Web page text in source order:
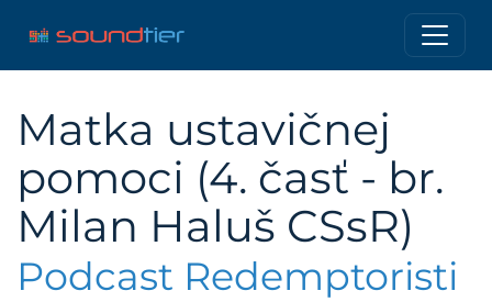
Matka ustavičnej
pomoci (4. časť - br.
Milan Haluš CSsR)
Podcast Redemptoristi